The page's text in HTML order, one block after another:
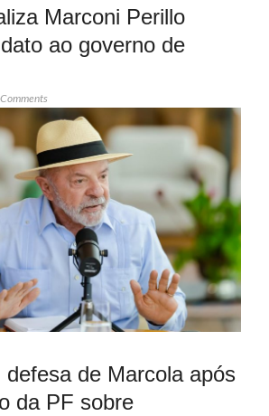
Marconi Perillo
ao governo de
defesa de Marcola após
da PF sobre